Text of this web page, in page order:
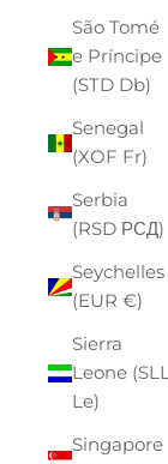
São Tomé
e Príncipe
(STD Db)
Senegal
(XOF Fr)
Serbia
(RSD РСД)
Seychelles
(EUR €)
Sierra
Leone
Le)
Singapore